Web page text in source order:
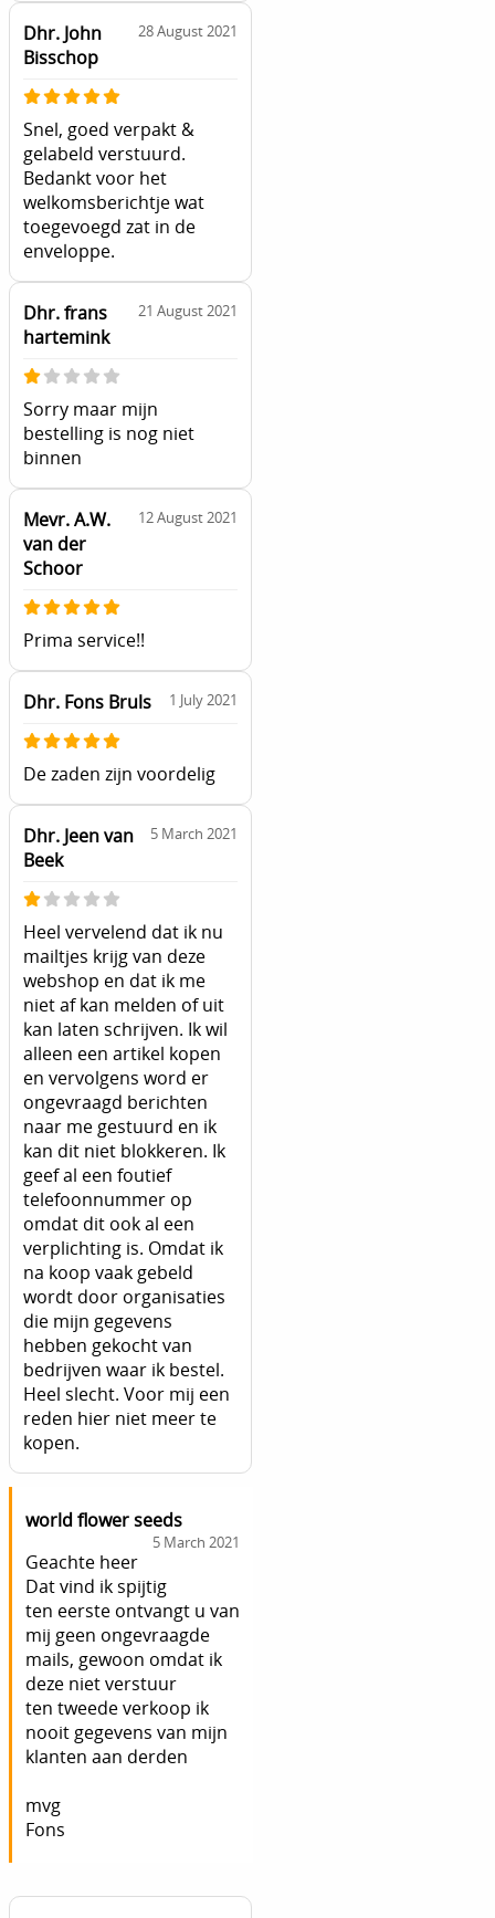
Dhr. John
Bisschop
28 August 2021
Snel, goed verpakt &
gelabeld verstuurd.
Bedankt voor het
welkomsberichtje wat
toegevoegd zat in de
enveloppe.
Dhr. frans
hartemink
21 August 2021
Sorry maar mijn
bestelling is nog niet
binnen
Mevr. A.W.
van der
Schoor
12 August 2021
Prima service!!
Dhr. Fons Bruls 1 July 2021
De zaden zijn voordelig
Dhr. Jeen van
Beek
5 March 2021
Heel vervelend dat ik nu
mailtjes krijg van deze
webshop en dat ik me
niet af kan melden of uit
kan laten schrijven. Ik wil
alleen een artikel kopen
en vervolgens word er
ongevraagd berichten
naar me gestuurd en ik
kan dit niet blokkeren. Ik
geef al een foutief
telefoonnummer op
omdat dit ook al een
verplichting is. Omdat ik
na koop vaak gebeld
wordt door organisaties
die mijn gegevens
hebben gekocht van
bedrijven waar ik bestel.
Heel slecht. Voor mij een
reden hier niet meer te
kopen.
world flower seeds
5 March 2021
Geachte heer
Dat vind ik spijtig
ten eerste ontvangt u van
mij geen ongevraagde
mails, gewoon omdat ik
deze niet verstuur
ten tweede verkoop ik
nooit gegevens van mijn
klanten aan derden
mvg
Fons